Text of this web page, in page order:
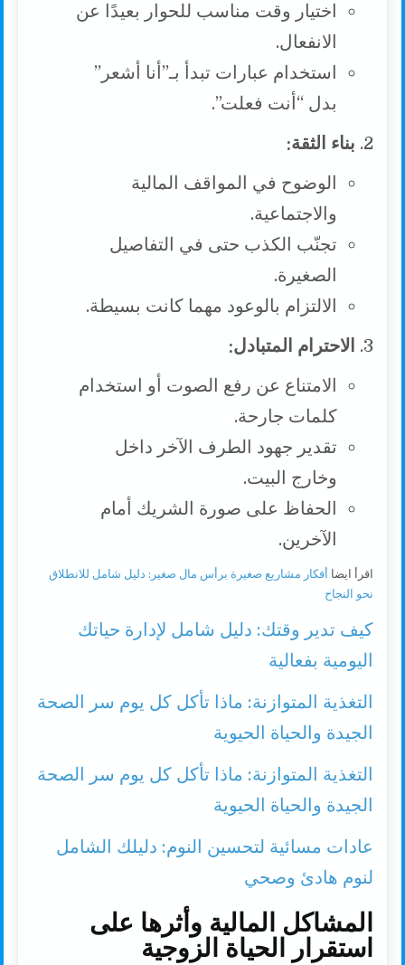
اختيار وقت مناسب للحوار بعيدًا عن
الانفعال.
استخدام عبارات تبدأ بـ”أنا أشعر”
بدل “أنت فعلت”.
بناء الثقة:
الوضوح في المواقف المالية
والاجتماعية.
تجنّب الكذب حتى في التفاصيل
الصغيرة.
الالتزام بالوعود مهما كانت بسيطة.
الاحترام المتبادل:
الامتناع عن رفع الصوت أو استخدام
كلمات جارحة.
تقدير جهود الطرف الآخر داخل
وخارج البيت.
الحفاظ على صورة الشريك أمام
الآخرين.
اقرأ ايضا أفكار مشاريع صغيرة برأس مال صغير: دليل شامل للانطلاق
نحو النجاح
كيف تدير وقتك: دليل شامل لإدارة حياتك
اليومية بفعالية
التغذية المتوازنة: ماذا تأكل كل يوم سر الصحة
الجيدة والحياة الحيوية
التغذية المتوازنة: ماذا تأكل كل يوم سر الصحة
الجيدة والحياة الحيوية
عادات مسائية لتحسين النوم: دليلك الشامل
لنوم هادئ وصحي
المشاكل المالية وأثرها على
استقرار الحياة الزوجية